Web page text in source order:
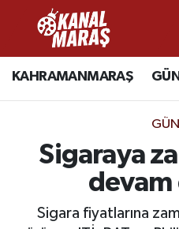
KAHRAMANMARAŞ
Sigaraya
Sigara fiyatlarına
CANLI YAYIN
KAHRAMANMARAŞ
GÜNCEL
SİYASET
Kahramanmaraş
Kahramanmaraş
Kahramanmaraş
Kahramanmaraş
Süper Lig Puan